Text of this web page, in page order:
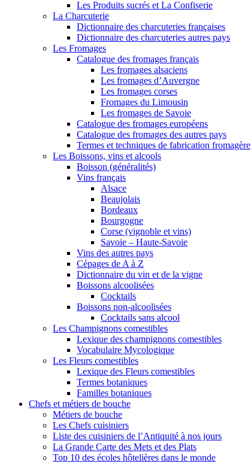
Les Produits sucrés et La Confiserie
La Charcuterie
Dictionnaire des charcuteries françaises
Dictionnaire des charcuteries autres pays
Les Fromages
Catalogue des fromages français
Les fromages alsaciens
Les fromages d’Auvergne
Les fromages corses
Fromages du Limousin
Les fromages de Savoie
Catalogue des fromages européens
Catalogue des fromages des autres pays
Termes et techniques de fabrication fromagère
Les Boissons, vins et alcools
Boisson (généralités)
Vins français
Alsace
Beaujolais
Bordeaux
Bourgogne
Corse (vignoble et vins)
Savoie – Haute-Savoie
Vins des autres pays
Cépages de A à Z
Dictionnaire du vin et de la vigne
Boissons alcoolisées
Cocktails
Boissons non-alcoolisées
Cocktails sans alcool
Les Champignons comestibles
Lexique des champignons comestibles
Vocabulaire Mycologique
Les Fleurs comestibles
Lexique des Fleurs comestibles
Termes botaniques
Familles botaniques
Chefs et métiers de bouche
Métiers de bouche
Les Chefs cuisiniers
Liste des cuisiniers de l’Antiquité à nos jours
La Grande Carte des Mets et des Plats
Top 10 des écoles hôtelières dans le monde